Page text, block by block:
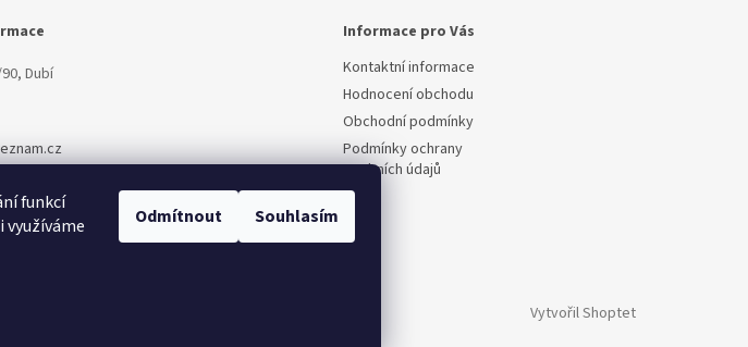
funkcí
využíváme
Odmítnout Souhlasím
Dubí
Informace pro Vás
Kontaktní informace
Hodnocení obchodu
Obchodní podmínky
Podmínky ochrany
osobních údajů
Vytvořil Shoptet